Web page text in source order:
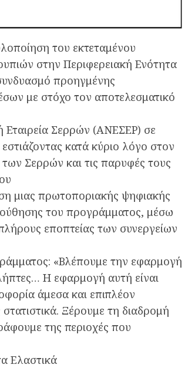
του εκτεταμένου
στην Περιφερειακή Ενότητα
προηγμένης
με στόχο τον αποτελεσματικό
Εταιρεία Σερρών (ΑΝΕΣΕΡ) σε
κατά κύριο λόγο στον
Σερρών και τις παρυφές τους
μιας πρωτοποριακής ψηφιακής
του προγράμματος, μέσω
εποπτείας των συνεργείων
«Βλέπουμε την εφαρμογή
Η εφαρμογή αυτή είναι
άμεσα και επιπλέον
Ξέρουμε τη διαδρομή
της περιοχές που
Ελαστικά